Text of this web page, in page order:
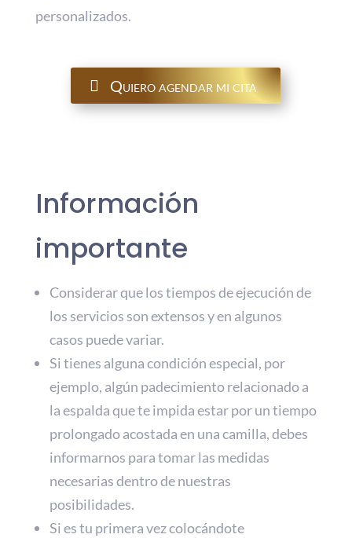
personalizados.
Quiero agendar mi cita
Información
importante
Considerar que los tiempos de ejecución de
los servicios son extensos y en algunos
casos puede variar.
Si tienes alguna condición especial, por
ejemplo, algún padecimiento relacionado a
la espalda que te impida estar por un tiempo
prolongado acostada en una camilla, debes
informarnos para tomar las medidas
necesarias dentro de nuestras
posibilidades.
Si es tu primera vez colocándote